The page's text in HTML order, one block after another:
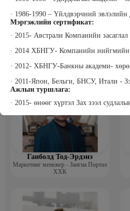
· 1986-1990 – Үйлдвэрчний эвлэлийн
Мэргэжлийн сертификат:
· 2015- Австрали Компанийн засаглал
· 2014 ХБНГУ- Компанийн нийгмийн
· 2012- ХБНГУ-Банкны академи-
· 2011-Япон, Бельги, БНСУ, Итали -
Ажлын туршлага:
· 2015- өнөөг хүртэл Зах зээл
· 2000-2015 – Монголын Үндэсний
Танхим / газрын дарга/
· 1993-2000 – Зах зээл судлалын
Прус Центр ХХК-ийн Хяналт
ISO4500; ISO9001 нэгдсэн
Ганболд Тод-Эрдэнэ
Маркетинг менежер - Зангиа Портал
ХХК